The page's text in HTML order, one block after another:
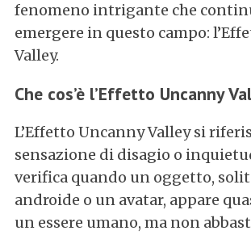
fenomeno intrigante che
emergere in questo campo:
Valley.
Che cos’è l’Effetto Uncanny
L’Effetto Uncanny Valley si
sensazione di disagio o
verifica quando un oggetto,
androide o un avatar, appare
un essere umano, ma non